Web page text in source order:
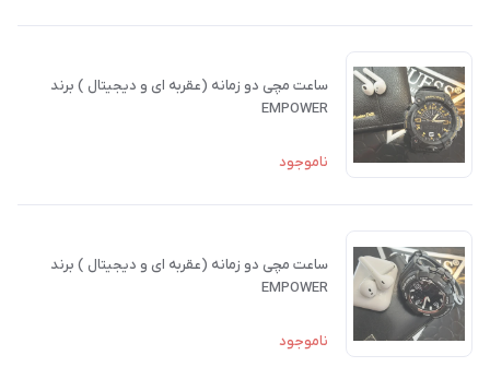
ساعت مچی دو زمانه (عقربه ای و دیجیتال ) برند
EMPOWER
ناموجود
ساعت مچی دو زمانه (عقربه ای و دیجیتال ) برند
EMPOWER
ناموجود